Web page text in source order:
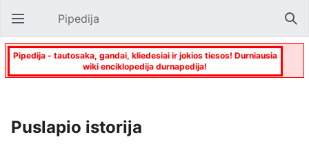
Atverti pagrindinį meniu Pipedija
Pipedija - tautosaka, gandai, kliedesiai ir jokios tiesos! Durniausia
wiki enciklopedija durnapedija!
Puslapio istorija